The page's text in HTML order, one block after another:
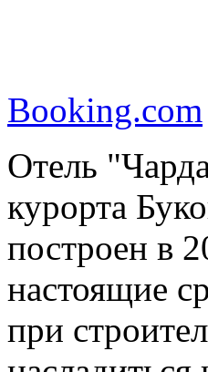
Booking.com
Отель
курорта
построен в
настоящие
при